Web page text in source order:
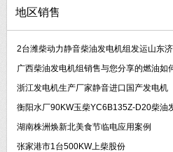
地区销售
2台潍柴动力静音柴油发电机组发运山东
广西柴油发电机组销售与您分享的燃油如
浙江发电机生产厂家静音进口国产发电机
衡阳水厂90KW玉柴YC6B135Z-D20柴油
湖南株洲焕新北美食节临电应用案例
张家港市1台500KW上柴股份